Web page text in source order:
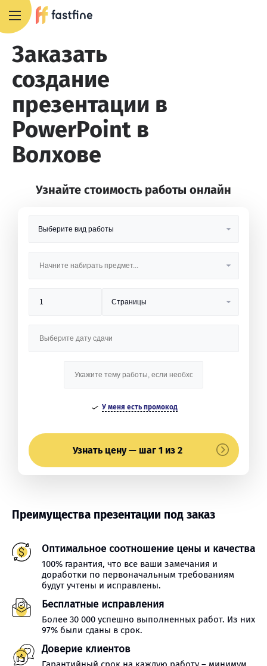
Заказать
создание
презентации в
PowerPoint в
Волхове
Узнайте стоимость работы онлайн
У меня есть промокод
Узнать цену — шаг 1 из 2
Преимущества презентации под заказ
Оптимальное соотношение цены и качества
100% гарантия, что все ваши замечания и
доработки по первоначальным требованиям
будут учтены и исправлены.
Бесплатные исправления
Более 30 000 успешно выполненных работ. Из них
97% были сданы в срок.
Доверие клиентов